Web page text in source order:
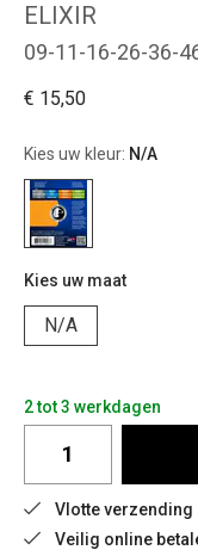
ELIXIR
09-11-16-26-36-
€ 15,50
Kies uw kleur: N/A
Kies uw maat
N/A
2 tot 3 werkdagen
Vlotte verzending
Veilig online